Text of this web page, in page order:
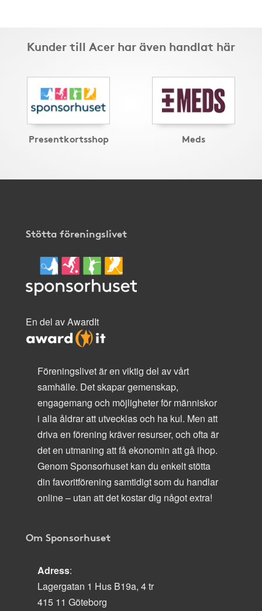
Kunder till Acer har även handlat här
Presentkortsshop Meds
Stötta föreningslivet
En del av AwardIt
Föreningslivet är en viktig del av vårt
samhälle. Det skapar gemenskap,
engagemang och möjligheter för människor
i alla åldrar att utvecklas och ha kul. Men att
driva en förening kräver resurser, och ofta är
det en utmaning att få ekonomin att gå ihop.
Genom Sponsorhuset kan du enkelt stötta
din favoritförening samtidigt som du handlar
online – utan att det kostar dig något extra!
Om Sponsorhuset
Adress:
Lagergatan 1 Hus B19a, 4 tr
415 11 Göteborg